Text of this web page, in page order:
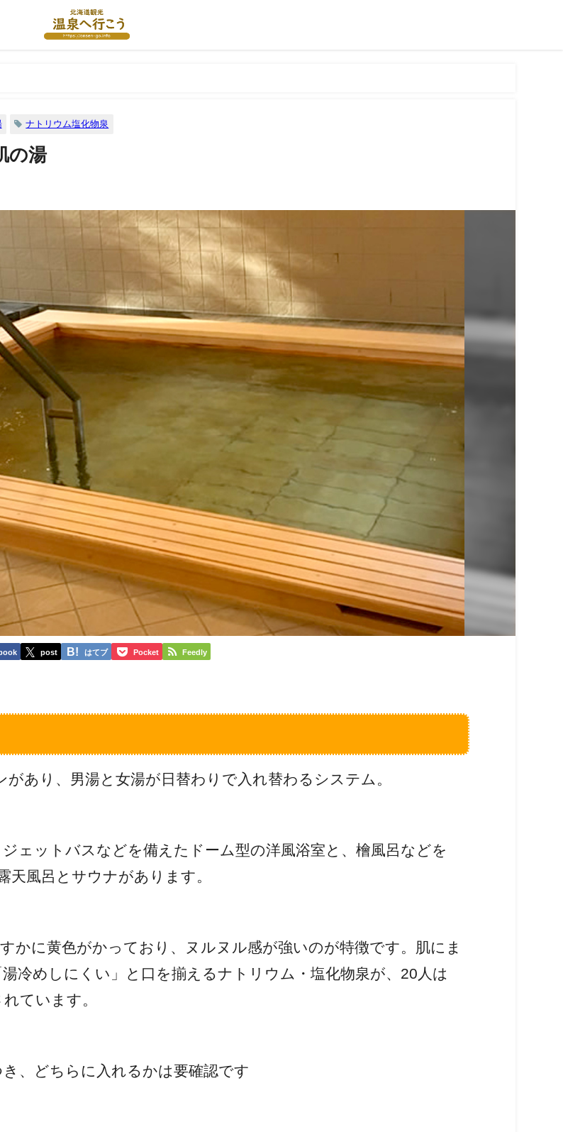
ナトリウム塩化物泉
の湯
post はてブ Pocket Feedly
あり、男湯と女湯が日替わりで入れ替わるシステム。
ェットバスなどを備えたドーム型の洋風浴室と、檜風呂などを
風呂とサウナがあります。
かに黄色がかっており、ヌルヌル感が強いのが特徴です。肌にま
冷めしにくい」と口を揃えるナトリウム・塩化物泉が、20人は
ています。
、どちらに入れるかは要確認です